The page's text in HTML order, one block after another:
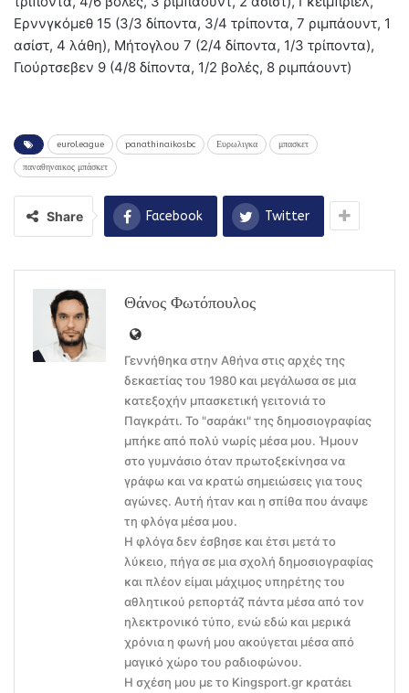
Ερννγκόμεθ 15 (3/3 δίποντα, 3/4 τρίποντα, 7 ριμπάουντ, 1
ασίστ, 4 λάθη), Μήτογλου 7 (2/4 δίποντα, 1/3 τρίποντα),
Γιούρτσεβεν 9 (4/8 δίποντα, 1/2 βολές, 8 ριμπάουντ)
euroleague panathinaikosbc Ευρωλιγκα μπασκετ
παναθηναικος μπάσκετ
Share Facebook Twitter
Θάνος Φωτόπουλος
Γεννήθηκα στην Αθήνα στις αρχές της
δεκαετίας του 1980 και μεγάλωσα σε μια
κατεξοχήν μπασκετική γειτονιά το
Παγκράτι. Το "σαράκι" της δημοσιογραφίας
μπήκε από πολύ νωρίς μέσα μου. Ήμουν
στο γυμνάσιο όταν πρωτοξεκίνησα να
γράφω και να κρατώ σημειώσεις για τους
αγώνες. Αυτή ήταν και η σπίθα που άναψε
τη φλόγα μέσα μου.
Η φλόγα δεν έσβησε και έτσι μετά το
λύκειο, πήγα σε μια σχολή δημοσιογραφίας
και πλέον είμαι μάχιμος υπηρέτης του
αθλητικού ρεπορτάζ πάντα μέσα από τον
ηλεκτρονικό τύπο, ενώ εδώ και μερικά
χρόνια η φωνή μου ακούγεται μέσα από
μαγικό χώρο του ραδιοφώνου.
Η σχέση μου με το Kingsport.gr κρατάει